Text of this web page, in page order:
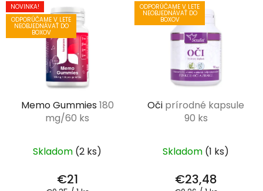
NOVINKA!
ODPORÚČAME V LETE
NEOBJEDNÁVAŤ DO
BOXOV
Memo Gummies 180
mg/60 ks
Skladom (2 ks)
€21
ODPORÚČAME V LETE
NEOBJEDNÁVAŤ DO
BOXOV
Oči prírodné kapsule
90 ks
Skladom (1 ks)
€23,48